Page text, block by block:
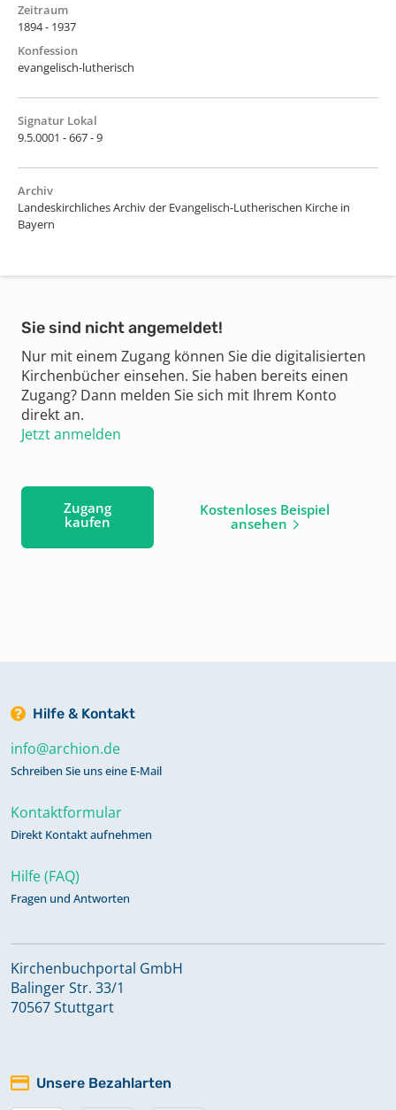
Zeitraum
1894 - 1937
Konfession
evangelisch-lutherisch
Signatur Lokal
9.5.0001 - 667 - 9
Archiv
Landeskirchliches Archiv der Evangelisch-Lutherischen Kirche in
Bayern
Sie sind nicht angemeldet!
Nur mit einem Zugang können Sie die digitalisierten
Kirchenbücher einsehen. Sie haben bereits einen
Zugang? Dann melden Sie sich mit Ihrem Konto
direkt an.
Jetzt anmelden
Zugang
kaufen
Kostenloses Beispiel
ansehen
Hilfe & Kontakt
info@archion.de
Schreiben Sie uns eine E-Mail
Kontaktformular
Direkt Kontakt aufnehmen
Hilfe (FAQ)
Fragen und Antworten
Kirchenbuchportal GmbH
Balinger Str. 33/1
70567 Stuttgart
Unsere Bezahlarten